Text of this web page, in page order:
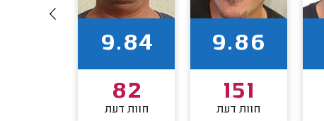
9.86
151
חוות דעת
9.84
82
חוות דעת